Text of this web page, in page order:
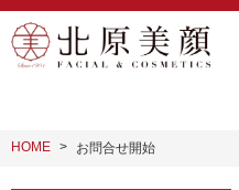
HOME お問合せ開始